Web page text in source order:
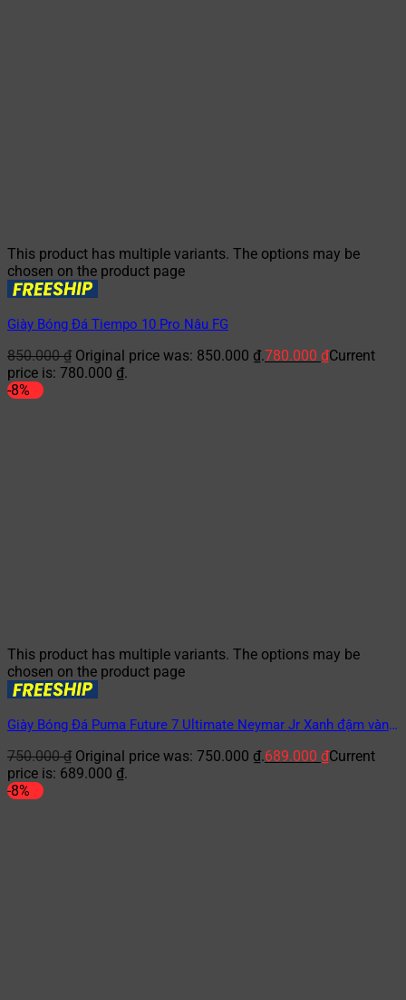
This product has multiple variants. The options may be
chosen on the product page
Giày Bóng Đá Tiempo 10 Pro Nâu FG
850.000₫ Original price was: 850.000 ₫.780.000 ₫Current
price is: 780.000 ₫.
-8%
This product has multiple variants. The options may be
chosen on the product page
Giày Bóng Đá Puma Future 7 Ultimate Neymar Jr Xanh đậm vàng
750.000₫ Original price was: 750.000 ₫.689.000 ₫Current
price is: 689.000 ₫.
-8%